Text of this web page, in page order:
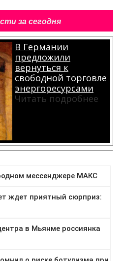
за сегодня
В Германии
предложили
вернуться к
свободной торговле
энергоресурсами
Читать подробнее